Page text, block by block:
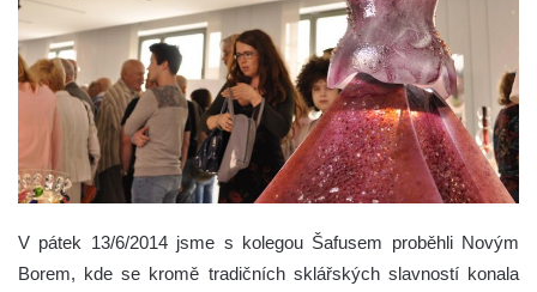
V pátek 13/6/2014 jsme s kolegou Šafusem proběhli Novým
Borem, kde se kromě tradičních sklářských slavností konala